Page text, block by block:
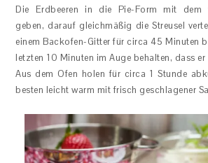
Die Erdbeeren in die Pie-Form mit dem
geben, darauf gleichmäßig die Streusel
einem Backofen-Gitter für circa 45 Minuten
letzten 10 Minuten im Auge behalten, dass
Aus dem Ofen holen für circa 1 Stunde
besten leicht warm mit frisch geschlagener